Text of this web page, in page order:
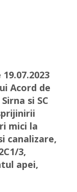
Acord de
si SC
mici la
canalizare,
3,
apei,